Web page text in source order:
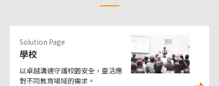
Solution Page
學校
以卓越溝通守護校園安全，靈活應
對不同教育場域的需求。